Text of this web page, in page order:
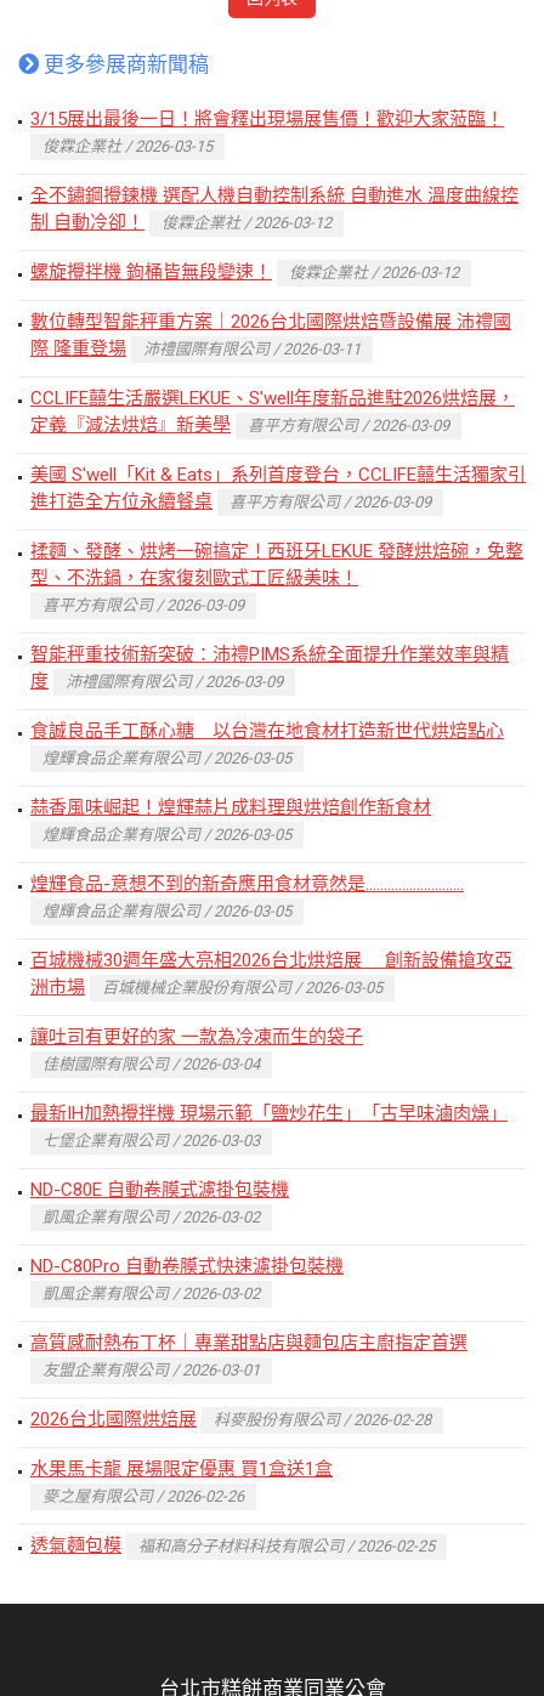
更多參展商新聞稿
3/15展出最後一日！將會釋出現場展售價！歡迎大家蒞臨！
俊霖企業社 / 2026-03-15
全不鏽鋼攪鍊機 選配人機自動控制系統 自動進水 溫度曲線控
制 自動冷卻！
俊霖企業社 / 2026-03-12
螺旋攪拌機 鉤桶皆無段變速！ 俊霖企業社 / 2026-03-12
數位轉型智能秤重方案｜2026台北國際烘焙暨設備展 沛禮國
際 隆重登場
沛禮國際有限公司 / 2026-03-11
CCLIFE囍生活嚴選LEKUE、S'well年度新品進駐2026烘焙展，
定義『減法烘焙』新美學
喜平方有限公司 / 2026-03-09
美國 S'well「Kit & Eats」系列首度登台，CCLIFE囍生活獨家引
進打造全方位永續餐桌
喜平方有限公司 / 2026-03-09
揉麵、發酵、烘烤一碗搞定！西班牙LEKUE 發酵烘焙碗，免整
型、不洗鍋，在家復刻歐式工匠級美味！
喜平方有限公司 / 2026-03-09
智能秤重技術新突破：沛禮PIMS系統全面提升作業效率與精
度
沛禮國際有限公司 / 2026-03-09
食誠良品手工酥心糖 以台灣在地食材打造新世代烘焙點心
煌輝食品企業有限公司 / 2026-03-05
蒜香風味崛起！煌輝蒜片成料理與烘焙創作新食材
煌輝食品企業有限公司 / 2026-03-05
煌輝食品-意想不到的新奇應用食材竟然是...........................
煌輝食品企業有限公司 / 2026-03-05
百城機械30週年盛大亮相2026台北烘焙展 創新設備搶攻亞
洲市場
百城機械企業股份有限公司 / 2026-03-05
讓吐司有更好的家 一款為冷凍而生的袋子
佳樹國際有限公司 / 2026-03-04
最新IH加熱攪拌機 現場示範「鹽炒花生」「古早味滷肉燥」
七堡企業有限公司 / 2026-03-03
ND-C80E 自動卷膜式濾掛包裝機
凱風企業有限公司 / 2026-03-02
ND-C80Pro 自動卷膜式快速濾掛包裝機
凱風企業有限公司 / 2026-03-02
高質感耐熱布丁杯｜專業甜點店與麵包店主廚指定首選
友盟企業有限公司 / 2026-03-01
2026台北國際烘焙展 科麥股份有限公司 / 2026-02-28
水果馬卡龍 展場限定優惠 買1盒送1盒
麥之屋有限公司 / 2026-02-26
透氣麵包模 福和高分子材料科技有限公司 / 2026-02-25
台北市糕餅商業同業公會